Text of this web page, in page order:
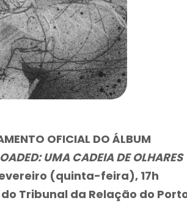
OFICIAL DO ÁLBUM
UMA CADEIA DE OLHARES
(quinta-feira), 17h
Tribunal da Relação do